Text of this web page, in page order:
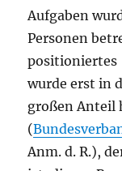
Aufgaben
Personen
wurde erst in
großen Anteil
(
Anm. d. R.),